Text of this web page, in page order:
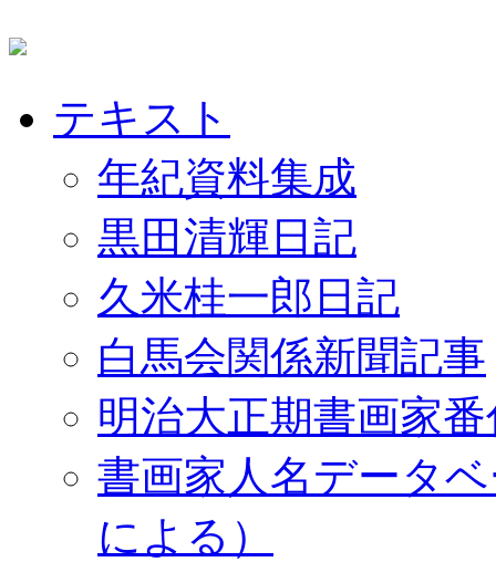
テキスト
年紀資料集成
黒田清輝日記
久米桂一郎日記
白馬会関係新聞記事
明治大正期書画家
書画家人名データ
による）